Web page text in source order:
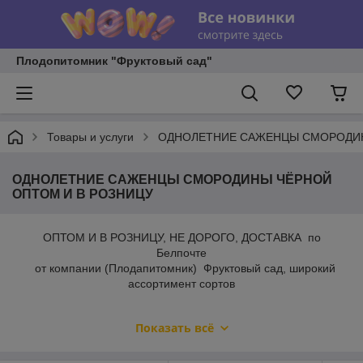
Плодопитомник "Фруктовый сад"
Товары и услуги ОДНОЛЕТНИЕ САЖЕНЦЫ
ОДНОЛЕТНИЕ САЖЕНЦЫ СМОРОДИНЫ ЧЁРНОЙ
ОПТОМ И В РОЗНИЦУ
ОПТОМ И В РОЗНИЦУ, НЕ ДОРОГО, ДОСТАВКА по
Белпочте
от компании (Плодапитомник) Фруктовый сад, широкий
ассортимент сортов
Показать всё